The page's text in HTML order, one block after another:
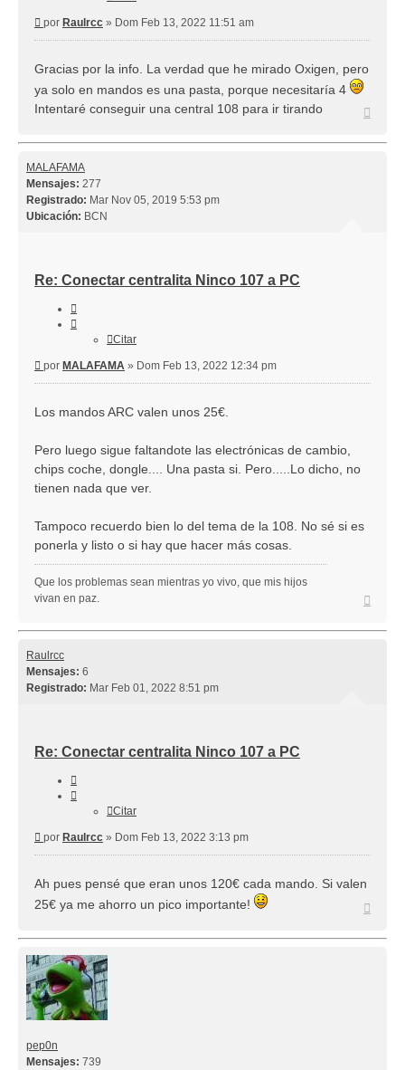
Mensaje
por Raulrcc » Dom Feb 13, 2022 11:51 am
Gracias por la info. La verdad que he mirado Oxigen, pero
ya solo en mandos es una pasta, porque necesitaría 4
Intentaré conseguir una central 108 para ir tirando
MALAFAMA
Mensajes: 277
Registrado: Mar Nov 05, 2019 5:53 pm
Ubicación: BCN
Re: Conectar centralita Ninco 107 a PC
Citar
Mensaje
por MALAFAMA » Dom Feb 13, 2022 12:34 pm
Los mandos ARC valen unos 25€.
Pero luego sigue faltandote las electrónicas de cambio,
chips coche, dongle.... Una pasta si. Pero.....Lo dicho, no
tienen nada que ver.
Tampoco recuerdo bien lo del tema de la 108. No sé si es
ponerla y listo o si hay que hacer más cosas.
Que los problemas sean mientras yo vivo, que mis hijos
vivan en paz.
Raulrcc
Mensajes: 6
Registrado: Mar Feb 01, 2022 8:51 pm
Re: Conectar centralita Ninco 107 a PC
Citar
Mensaje
por Raulrcc » Dom Feb 13, 2022 3:13 pm
Ah pues pensé que eran unos 120€ cada mando. Si valen
25€ ya me ahorro un pico importante!
pep0n
Mensajes: 739